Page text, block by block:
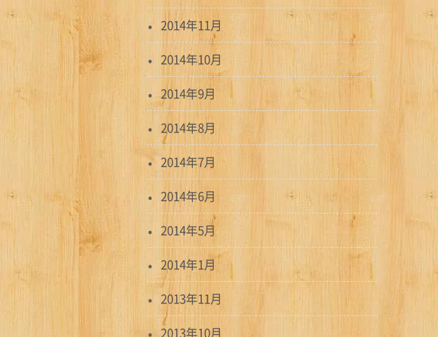
2014年11月
2014年10月
2014年9月
2014年8月
2014年7月
2014年6月
2014年5月
2014年1月
2013年11月
2013年10月